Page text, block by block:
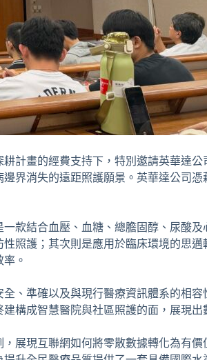
計畫的經費支持下，特別邀請英華達
界消失的遠距照護願景。英華達公司
款結合血壓、血糖、總膽固醇、尿酸
照護；其次則是應用於臨床環境的思
。
、準確以及與現行醫療資訊體系的相
構成智慧醫院與社區照護的面，展現出
展現互聯網如何將零散數據轉化為有